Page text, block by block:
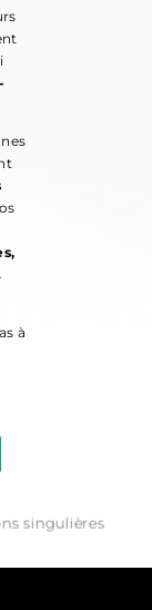
à
singulières